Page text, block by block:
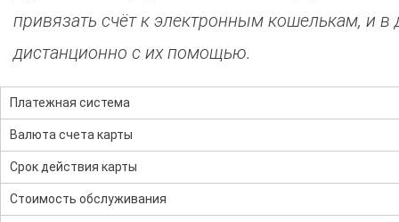
привязать счёт к электронным кошелькам, и в
дистанционно с их помощью.
Платежная система
Валюта счета карты
Срок действия карты
Стоимость обслуживания